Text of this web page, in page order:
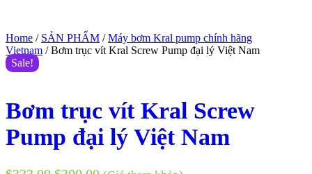
Home / SẢN PHẨM /Máy bơm Kral pump chính hãng
Vietnam / Bơm trục vít Kral Screw Pump đại lý Việt Nam
Sale!
Bơm trục vít Kral Screw
Pump đại lý Việt Nam